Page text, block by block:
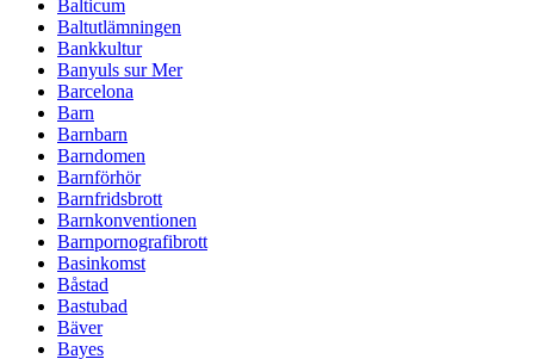
Balticum
Baltutlämningen
Bankkultur
Banyuls sur Mer
Barcelona
Barn
Barnbarn
Barndomen
Barnförhör
Barnfridsbrott
Barnkonventionen
Barnpornografibrott
Basinkomst
Båstad
Bastubad
Bäver
Bayes